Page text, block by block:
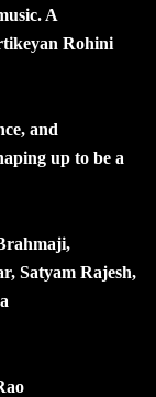
A
Rohini
and
up to be a
Satyam Rajesh,